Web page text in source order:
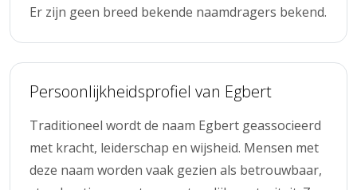
Er zijn geen breed bekende naamdragers bekend.
Persoonlijkheidsprofiel van Egbert
Traditioneel wordt de naam Egbert geassocieerd
met kracht, leiderschap en wijsheid. Mensen met
deze naam worden vaak gezien als betrouwbaar,